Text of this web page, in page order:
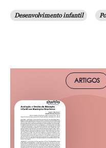
Desenvolvimento infantil
ARTIGOS